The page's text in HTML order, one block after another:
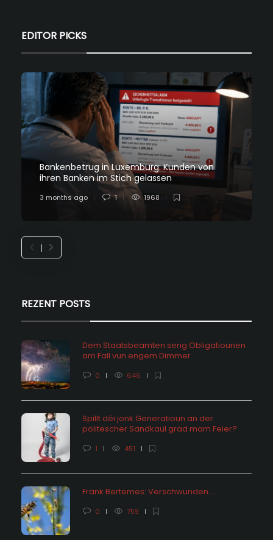
EDITOR PICKS
Bankenbetrug in Luxemburg: Kunden von
ihren Banken im Stich gelassen
3 months ago 1 1968
REZENT POSTS
Dem Staatsbeamten seng Obligatiounen
am Fall vun engem Dimmer
0 646
Spillt déi jonk Generatioun an der
politescher Sandkaul grad mam Feier?
1 451
Frank Bertemes: Verschwunden….
0 759